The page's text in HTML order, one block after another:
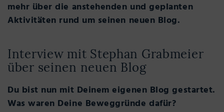
mehr über die anstehenden und geplanten
Aktivitäten rund um seinen neuen Blog.
Interview mit Stephan Grabmeier
über seinen neuen Blog
Du bist nun mit Deinem eigenen Blog gestartet.
Was waren Deine Beweggründe dafür?